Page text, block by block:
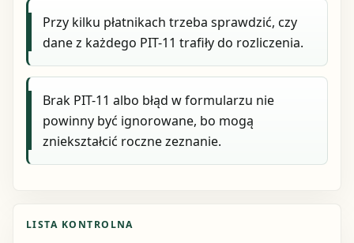
Przy kilku płatnikach trzeba sprawdzić, czy
dane z każdego PIT-11 trafiły do rozliczenia.
Brak PIT-11 albo błąd w formularzu nie
powinny być ignorowane, bo mogą
zniekształcić roczne zeznanie.
LISTA KONTROLNA